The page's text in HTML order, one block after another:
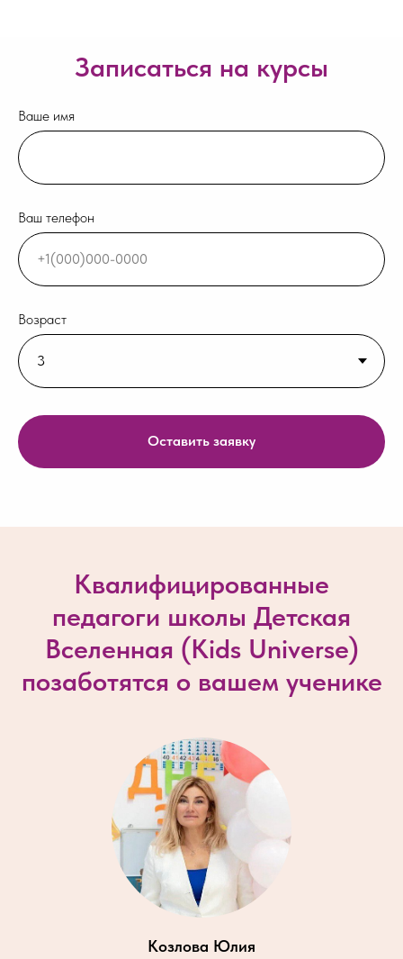
Записаться на курсы
Ваше имя
Ваш телефон
Возраст
Оставить заявку
Квалифицированные
педагоги школы Детская
Вселенная (Kids Universe)
позаботятся о вашем ученике
Козлова Юлия